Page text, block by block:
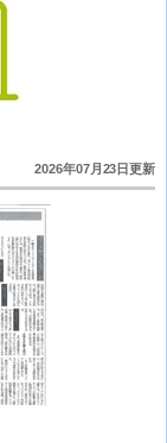
2026年07月23日更新